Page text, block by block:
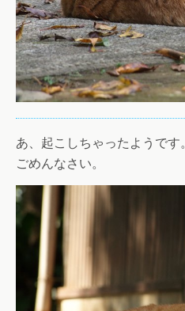
あ、起こしちゃったようです。
ごめんなさい。